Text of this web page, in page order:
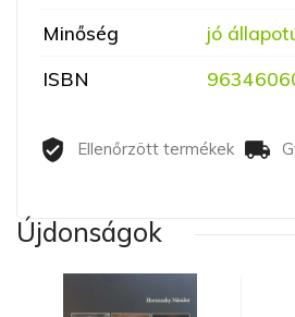
Minőség
jó
ISBN
Ellenőrzött termékek
Újdonságok